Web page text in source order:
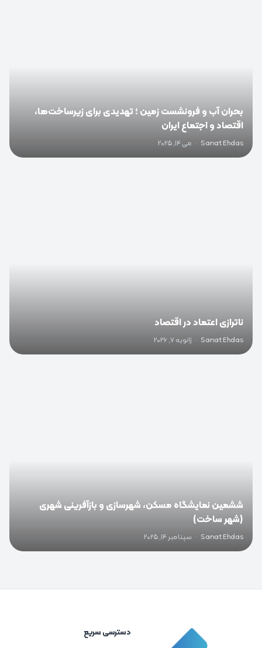
بحران آب و فرونشست زمین ؛ تهدیدی برای زیرساخت‌ها،
اقتصاد و اجتماع ایران
Sanat Ehdas
· می 14, 2025
ناترازی اعتماد در اقتصاد
Sanat Ehdas
· ژانویه 7, 2026
ششمین نمایشگاه مسکن، شهرسازی و بازآفرینی شهری
(شهر ساخت)
Sanat Ehdas
· سپتامبر 14, 2025
دسترسی سریع